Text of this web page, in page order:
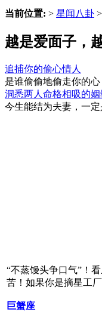
当前位置: > 星闻八卦 >
越是爱面子，
追捕你的偷心情人
是谁偷偷地偷走你的
洞悉两人命格相吸的姻
今生能结为夫妻，一
“不蒸馒头争口气”！
苦！如果你是摘星工
巨蟹座